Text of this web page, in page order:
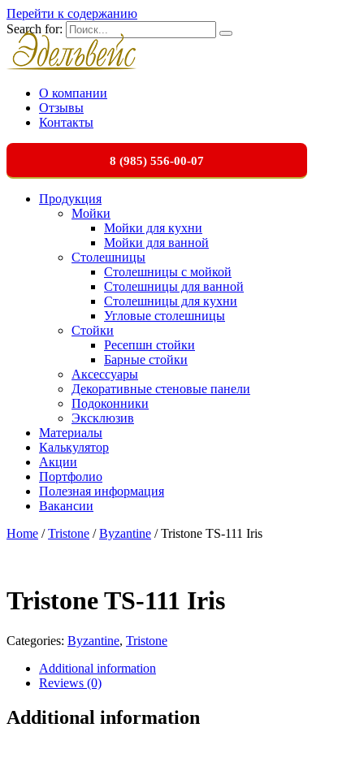
Перейти к содержанию
Search for:
О компании
Отзывы
Контакты
8 (985) 556-00-07
Продукция
Мойки
Мойки для кухни
Мойки для ванной
Столешницы
Столешницы с мойкой
Столешницы для ванной
Столешницы для кухни
Угловые столешницы
Стойки
Ресепшн стойки
Барные стойки
Аксессуары
Декоративные стеновые панели
Подоконники
Эксклюзив
Материалы
Калькулятор
Акции
Портфолио
Полезная информация
Вакансии
Home /Tristone /Byzantine / Tristone TS-111 Iris
Tristone TS-111 Iris
Categories: Byzantine, Tristone
Additional information
Reviews (0)
Additional information